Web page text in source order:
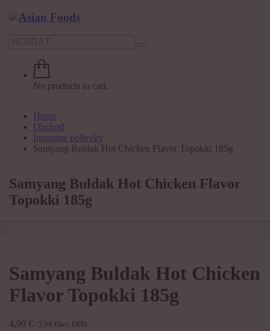
No products in cart.
Home
Obchod
Instantné polievky
Samyang Buldak Hot Chicken Flavor Topokki 185g
Samyang Buldak Hot Chicken Flavor
Topokki 185g
Samyang Buldak Hot Chicken
Flavor Topokki 185g
4,90 € /3,98 € bez DPH